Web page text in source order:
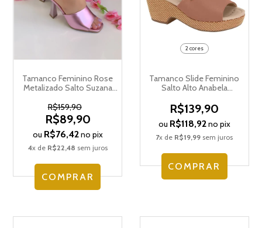
Tamanco Feminino Rose
Metalizado Salto Suzana
R$159,90
R$89,90
ou R$76,42no pix
4x de R$22,48 sem juros
COMPRAR
2 cores
Tamanco Slide Feminino
Salto Alto Anabela
7137.123.30151
R$139,90
ou R$118,92no pix
7x de R$19,99 sem juros
COMPRAR